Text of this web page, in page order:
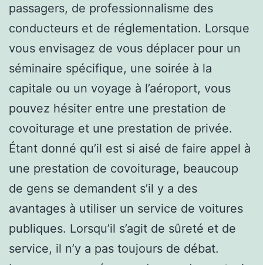
passagers, de professionnalisme des
conducteurs et de réglementation. Lorsque
vous envisagez de vous déplacer pour un
séminaire spécifique, une soirée à la
capitale ou un voyage à l’aéroport, vous
pouvez hésiter entre une prestation de
covoiturage et une prestation de privée.
Étant donné qu’il est si aisé de faire appel à
une prestation de covoiturage, beaucoup
de gens se demandent s’il y a des
avantages à utiliser un service de voitures
publiques. Lorsqu’il s’agit de sûreté et de
service, il n’y a pas toujours de débat.